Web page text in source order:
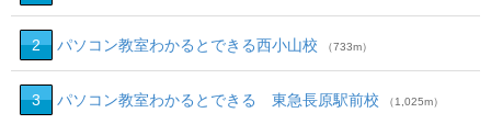
2 パソコン教室わかるとできる西小山校 （733m）
3 パソコン教室わかるとできる 東急長原駅前校 （1,025m）